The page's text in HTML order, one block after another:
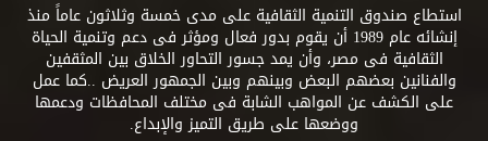
استطاع صندوق التنمية الثقافية على مدى خمسة وثلاثون عاماً منذ
إنشائه عام 1989 أن يقوم بدور فعال ومؤثر فى دعم وتنمية الحياة
الثقافية فى مصر، وأن يمد جسور التحاور الخلاق بين المثقفين
والفنانين بعضهم البعض وبينهم وبين الجمهور العريض ..كما عمل
على الكشف عن المواهب الشابة فى مختلف المحافظات ودعمها
ووضعها على طريق التميز والإبداع.